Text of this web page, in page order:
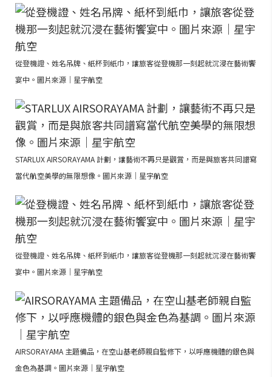
從登機證、姓名吊牌、紙杯到紙巾，讓旅客從登機那一刻起就沉浸在藝術饗
宴中。圖片來源｜星宇航空
STARLUX AIRSORAYAMA 計劃，讓藝術不再只是觀賞，而是與旅客共同譜寫
當代航空美學的無限想像。圖片來源｜星宇航空
從登機證、姓名吊牌、紙杯到紙巾，讓旅客從登機那一刻起就沉浸在藝術饗
宴中。圖片來源｜星宇航空
AIRSORAYAMA 主題備品，在空山基老師親自監修下，以呼應機體的銀色與
金色為基調。圖片來源｜星宇航空